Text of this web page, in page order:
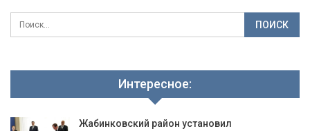
Интересное:
Жабинковский район установил